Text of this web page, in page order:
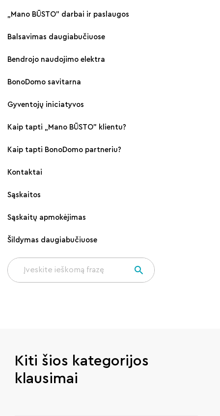
„Mano BŪSTO" darbai ir paslaugos
Balsavimas daugiabučiuose
Bendrojo naudojimo elektra
BonoDomo savitarna
Gyventojų iniciatyvos
Kaip tapti „Mano BŪSTO" klientu?
Kaip tapti BonoDomo partneriu?
Kontaktai
Sąskaitos
Sąskaitų apmokėjimas
Šildymas daugiabučiuose
Kiti šios kategorijos
klausimai